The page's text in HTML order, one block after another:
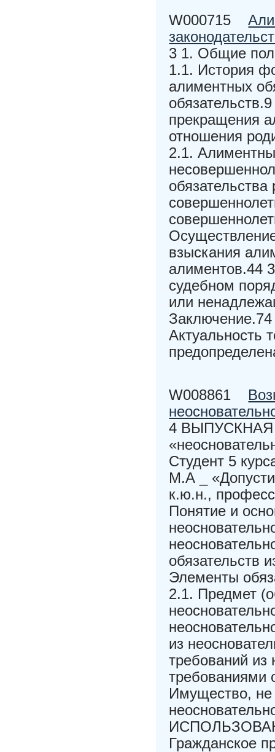
W000715
3 1. Общие
1.1. История
алиментных
прекращения
отношения
2.1.
взыскания
алиментов.44
судебном
или
Заключение.74
Актуальность
W008861
4
Студент 5
М.А _
к.ю.н.,
Понятие и
обязательств
Элементы
2.1. Предмет
из
требований из
требованиями
Имущество, не
Гражданское